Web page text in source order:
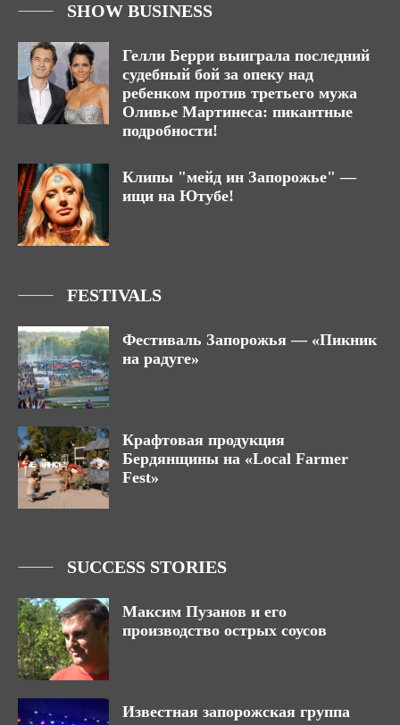
SHOW BUSINESS
Гелли Берри выиграла последний
судебный бой за опеку над
ребенком против третьего мужа
Оливье Мартинеса: пикантные
подробности!
Клипы "мейд ин Запорожье" —
ищи на Ютубе!
FESTIVALS
Фестиваль Запорожья — «Пикник
на радуге»
Крафтовая продукция
Бердянщины на «Local Farmer
Fest»
SUCCESS STORIES
Максим Пузанов и его
производство острых соусов
Известная запорожская группа